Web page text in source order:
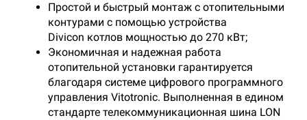
Простой и быстрый монтаж с отопительными
контурами с помощью устройства
Divicon котлов мощностью до 270 кВт;
Экономичная и надежная работа
отопительной установки гарантируется
благодаря системе цифрового программного
управления Vitotronic. Выполненная в едином
стандарте телекоммуникационная шина LON